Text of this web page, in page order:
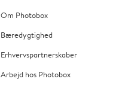
Om Photobox
Bæredygtighed
Erhvervspartnerskaber
Arbejd hos Photobox